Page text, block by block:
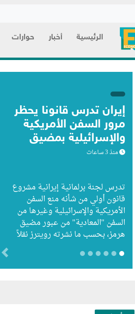
الرئيسية أخبار حوارات
إيران تدرس قانوناً يحظر
مرور السفن الأمريكية
والإسرائيلية بمضيق
هرمز
منذ 3 ساعات
تدرس لجنة برلمانية إيرانية مشروع
قانون ⁠أولي من شأنه منع السفن
الأمريكية والإسرائيلية وغيرها من
السفن "المعادية" من عبور مضيق
هرمز، بحسب ما نشرته رويترز نقلاً